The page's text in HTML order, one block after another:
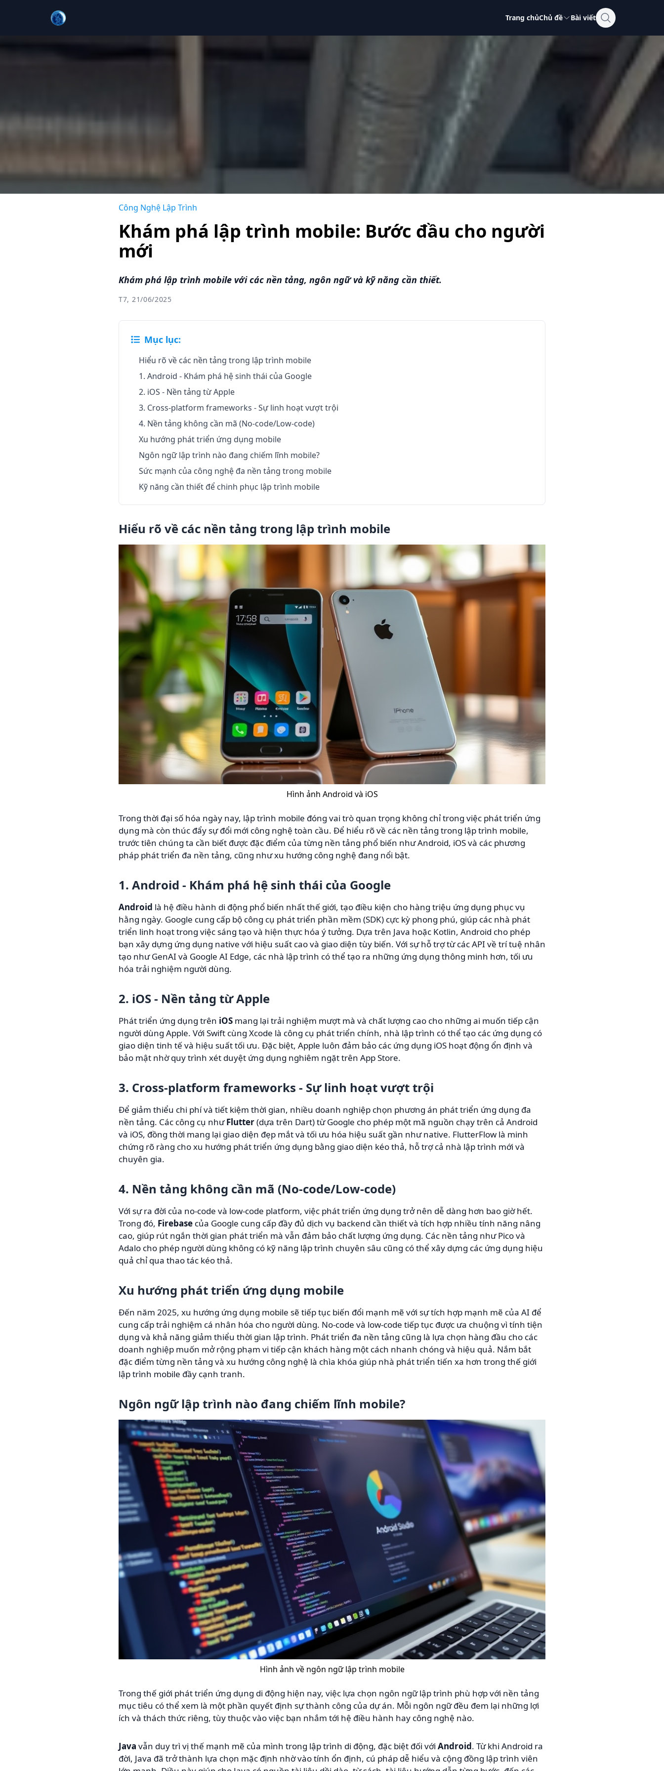
Trang chủChủ đề Bài viết
Công Nghệ Lập Trình
Khám phá lập trình mobile: Bước đầu cho người
mới
Khám phá lập trình mobile với các nền tảng, ngôn ngữ và kỹ năng cần thiết.
T7, 21/06/2025
Mục lục:
Hiểu rõ về các nền tảng trong lập trình mobile
1. Android - Khám phá hệ sinh thái của Google
2. iOS - Nền tảng từ Apple
3. Cross-platform frameworks - Sự linh hoạt vượt trội
4. Nền tảng không cần mã (No-code/Low-code)
Xu hướng phát triển ứng dụng mobile
Ngôn ngữ lập trình nào đang chiếm lĩnh mobile?
Sức mạnh của công nghệ đa nền tảng trong mobile
Kỹ năng cần thiết để chinh phục lập trình mobile
Hiểu rõ về các nền tảng trong lập trình mobile
Hình ảnh Android và iOS
Trong thời đại số hóa ngày nay, lập trình mobile đóng vai trò quan trọng không chỉ trong việc phát triển ứng
dụng mà còn thúc đẩy sự đổi mới công nghệ toàn cầu. Để hiểu rõ về các nền tảng trong lập trình mobile,
trước tiên chúng ta cần biết được đặc điểm của từng nền tảng phổ biến như Android, iOS và các phương
pháp phát triển đa nền tảng, cũng như xu hướng công nghệ đang nổi bật.
1. Android - Khám phá hệ sinh thái của Google
Android là hệ điều hành di động phổ biến nhất thế giới, tạo điều kiện cho hàng triệu ứng dụng phục vụ
hằng ngày. Google cung cấp bộ công cụ phát triển phần mềm (SDK) cực kỳ phong phú, giúp các nhà phát
triển linh hoạt trong việc sáng tạo và hiện thực hóa ý tưởng. Dựa trên Java hoặc Kotlin, Android cho phép
bạn xây dựng ứng dụng native với hiệu suất cao và giao diện tùy biến. Với sự hỗ trợ từ các API về trí tuệ nhân
tạo như GenAI và Google AI Edge, các nhà lập trình có thể tạo ra những ứng dụng thông minh hơn, tối ưu
hóa trải nghiệm người dùng.
2. iOS - Nền tảng từ Apple
Phát triển ứng dụng trên iOS mang lại trải nghiệm mượt mà và chất lượng cao cho những ai muốn tiếp cận
người dùng Apple. Với Swift cùng Xcode là công cụ phát triển chính, nhà lập trình có thể tạo các ứng dụng có
giao diện tinh tế và hiệu suất tối ưu. Đặc biệt, Apple luôn đảm bảo các ứng dụng iOS hoạt động ổn định và
bảo mật nhờ quy trình xét duyệt ứng dụng nghiêm ngặt trên App Store.
3. Cross-platform frameworks - Sự linh hoạt vượt trội
Để giảm thiểu chi phí và tiết kiệm thời gian, nhiều doanh nghiệp chọn phương án phát triển ứng dụng đa
nền tảng. Các công cụ nhưFlutter(dựa trên Dart) từ Google cho phép một mã nguồn chạy trên cả Android
và iOS, đồng thời mang lại giao diện đẹp mắt và tối ưu hóa hiệu suất gần như native. FlutterFlow là minh
chứng rõ ràng cho xu hướng phát triển ứng dụng bằng giao diện kéo thả, hỗ trợ cả nhà lập trình mới và
chuyên gia.
4. Nền tảng không cần mã (No-code/Low-code)
Với sự ra đời của no-code và low-code platform, việc phát triển ứng dụng trở nên dễ dàng hơn bao giờ hết.
Trong đó, Firebase của Google cung cấp đầy đủ dịch vụ backend cần thiết và tích hợp nhiều tính năng nâng
cao, giúp rút ngắn thời gian phát triển mà vẫn đảm bảo chất lượng ứng dụng. Các nền tảng như Pico và
Adalo cho phép người dùng không có kỹ năng lập trình chuyên sâu cũng có thể xây dựng các ứng dụng hiệu
quả chỉ qua thao tác kéo thả.
Xu hướng phát triển ứng dụng mobile
Đến năm 2025, xu hướng ứng dụng mobile sẽ tiếp tục biến đổi mạnh mẽ với sự tích hợp mạnh mẽ của AI để
cung cấp trải nghiệm cá nhân hóa cho người dùng. No-code và low-code tiếp tục được ưa chuộng vì tính tiện
dụng và khả năng giảm thiểu thời gian lập trình. Phát triển đa nền tảng cũng là lựa chọn hàng đầu cho các
doanh nghiệp muốn mở rộng phạm vi tiếp cận khách hàng một cách nhanh chóng và hiệu quả. Nắm bắt
đặc điểm từng nền tảng và xu hướng công nghệ là chìa khóa giúp nhà phát triển tiến xa hơn trong thế giới
lập trình mobile đầy cạnh tranh.
Ngôn ngữ lập trình nào đang chiếm lĩnh mobile?
Hình ảnh về ngôn ngữ lập trình mobile
Trong thế giới phát triển ứng dụng di động hiện nay, việc lựa chọn ngôn ngữ lập trình phù hợp với nền tảng
mục tiêu có thể xem là một phần quyết định sự thành công của dự án. Mỗi ngôn ngữ đều đem lại những lợi
ích và thách thức riêng, tùy thuộc vào việc bạn nhắm tới hệ điều hành hay công nghệ nào.
Java vẫn duy trì vị thế mạnh mẽ của mình trong lập trình di động, đặc biệt đối với Android. Từ khi Android ra
đời, Java đã trở thành lựa chọn mặc định nhờ vào tính ổn định, cú pháp dễ hiểu và cộng đồng lập trình viên